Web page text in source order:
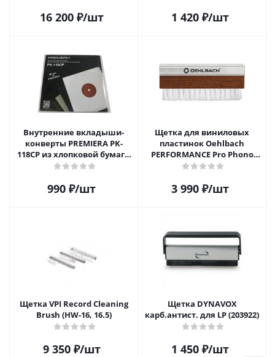
16 200₽/шт 1 420₽/шт
Внутренние вкладыши-
конверты PREMIERA PK-
118CP из хлопковой бумаги
для 12" виниловых
990 ₽/шт
Щетка для виниловых
пластинок Oehlbach
PERFORMANCE Pro Phono
Brush, Record Brush,
3 990₽/шт
Щетка VPI Record Cleaning
Brush (HW-16, 16.5)
9 350₽/шт
Щетка DYNAVOX
карб.антист. для LP (203922)
1 450₽/шт